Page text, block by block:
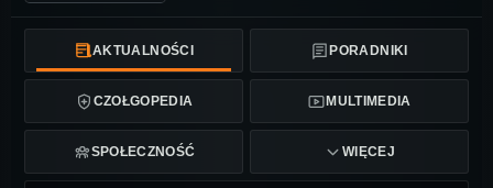
AKTUALNOŚCI PORADNIKI
CZOŁGOPEDIA MULTIMEDIA
SPOŁECZNOŚĆ WIĘCEJ